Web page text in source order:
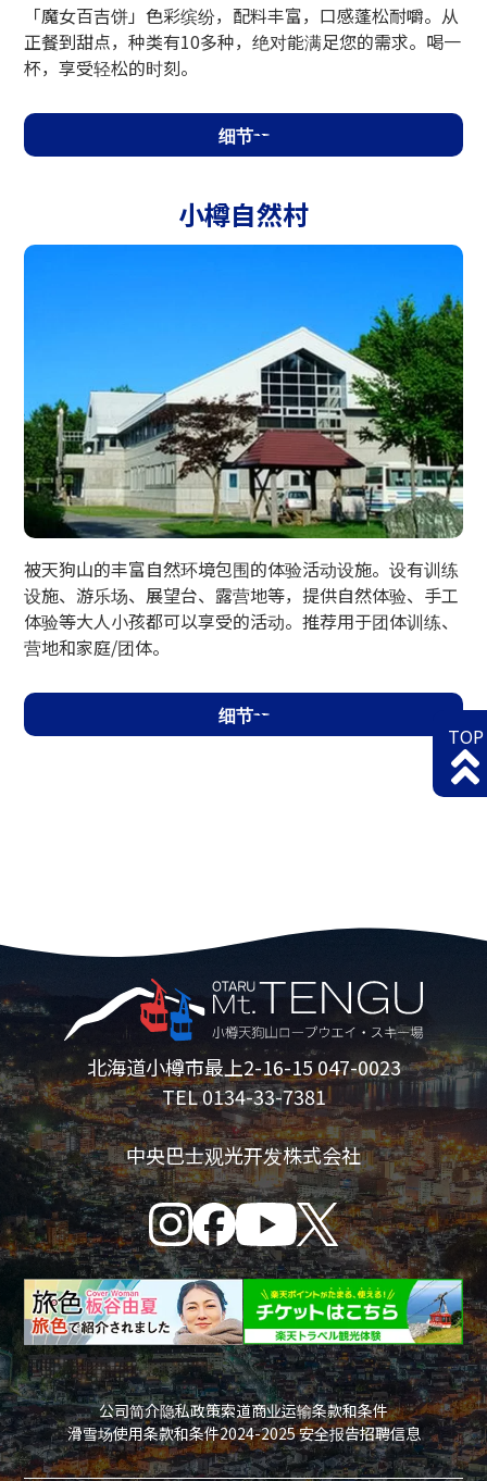
「魔女百吉饼」色彩缤纷，配料丰富，口感蓬松耐嚼。从
正餐到甜点，种类有10多种，绝对能满足您的需求。喝一
杯，享受轻松的时刻。
细节
小樽自然村
被天狗山的丰富自然环境包围的体验活动设施。设有训练
设施、游乐场、展望台、露营地等，提供自然体验、手工
体验等大人小孩都可以享受的活动。推荐用于团体训练、
营地和家庭/团体。
细节
北海道小樽市最上2-16-15 047-0023
TEL 0134-33-7381
中央巴士观光开发株式会社
公司简介隐私政策索道商业运输条款和条件
滑雪场使用条款和条件2024-2025 安全报告招聘信息
TOP